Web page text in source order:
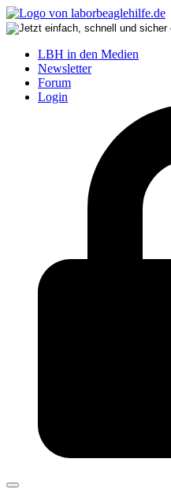
LBH in den Medien
Newsletter
Forum
Login